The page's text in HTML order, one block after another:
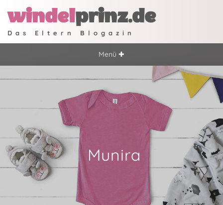
windelprinz.de
Das Eltern Blogazin
Menü ✚
Munira